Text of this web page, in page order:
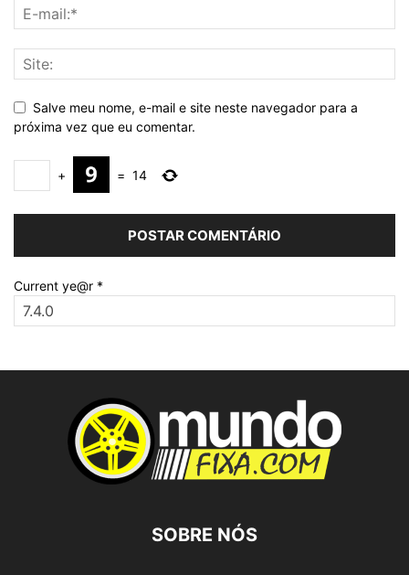
Salve meu nome, e-mail e site neste navegador para a
próxima vez que eu comentar.
+ = 14
Current ye@r *
SOBRE NÓS